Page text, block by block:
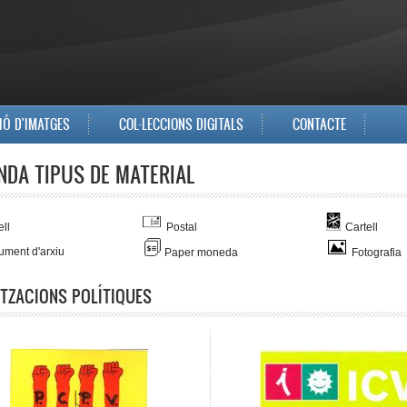
D'IMATGES COL·LECCIONS DIGITALS CONTACTE
TIPUS DE MATERIAL
Postal Cartell
d'arxiu
Paper moneda Fotografia
POLÍTIQUES